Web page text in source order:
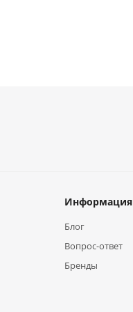
Информация
Блог
Вопрос-ответ
Бренды